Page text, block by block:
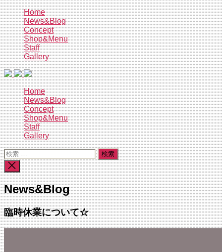
コ
ン
テ
ン
ツ
へ
ス
キ
ッ
プ
Home
News&Blog
Concept
Shop&Menu
Staff
Gallery
Home
News&Blog
Concept
Shop&Menu
Staff
Gallery
検
索
対
象:
検
索
を
閉
じ
る
News&Blog
臨時休業について☆